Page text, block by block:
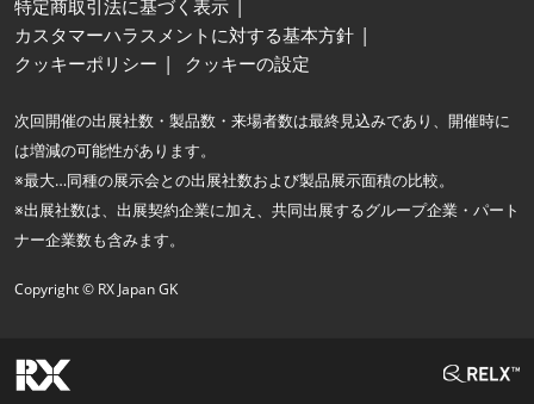
特定商取引法に基づく表示
カスタマーハラスメントに対する基本方針
クッキーポリシー
クッキーの設定
次回開催の出展社数・製品数・来場者数は最終見込みであり、開催時に
は増減の可能性があります。
※最大…同種の展示会との出展社数および製品展示面積の比較。
※出展社数は、出展契約企業に加え、共同出展するグループ企業・パート
ナー企業数も含みます。
Copyright © RX Japan GK